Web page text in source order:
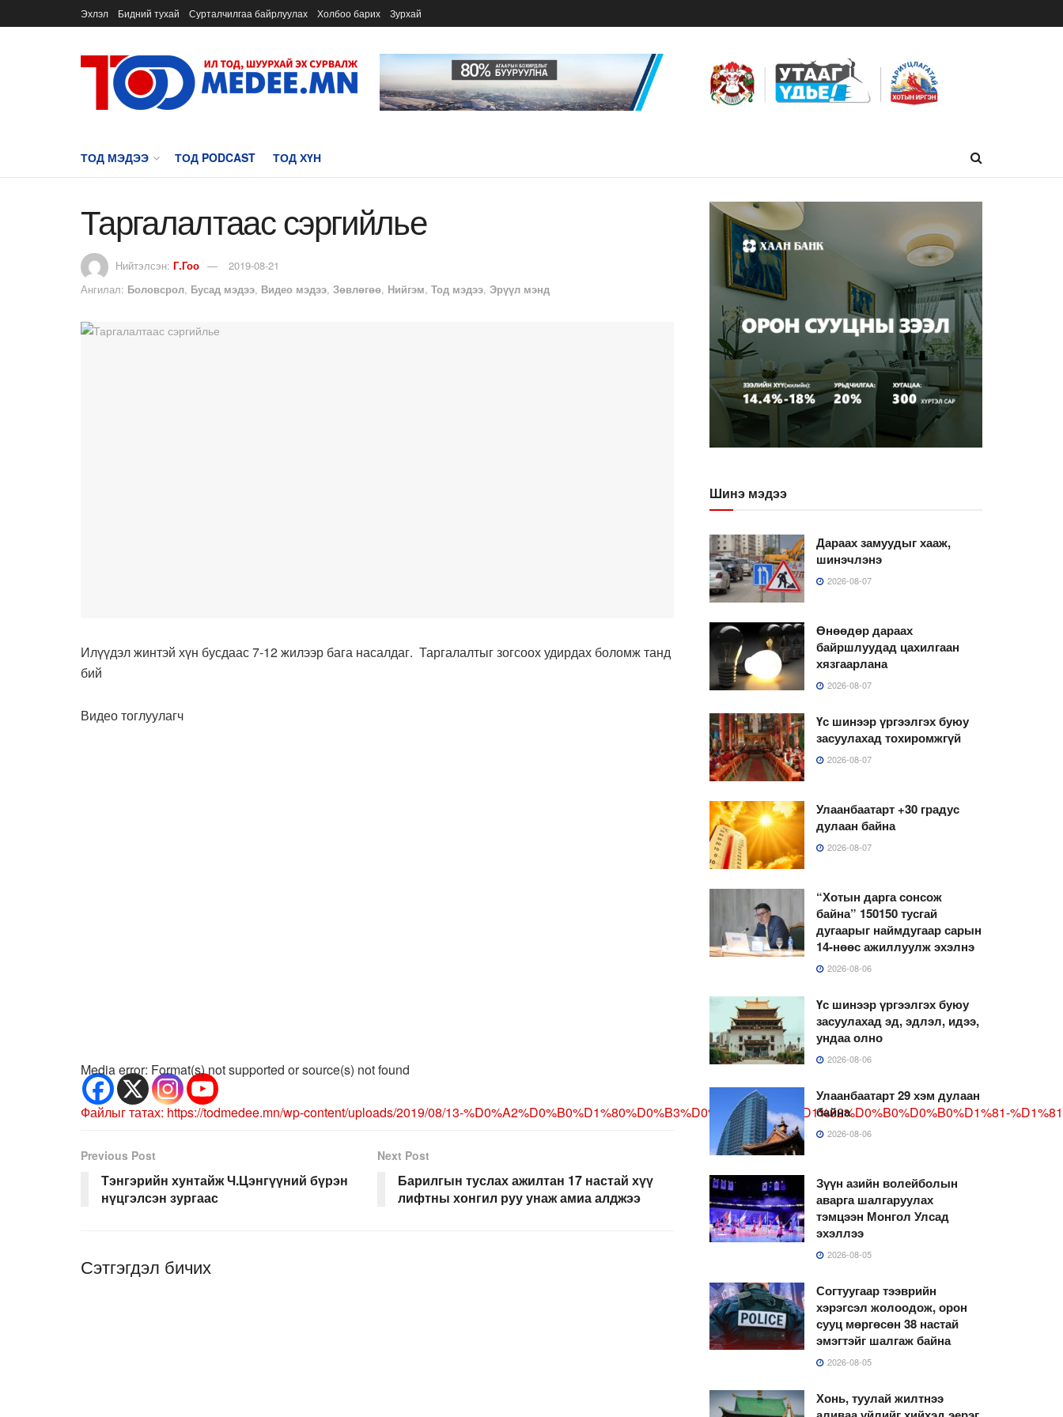
Эхлэл Бидний тухай Сурталчилгаа байрлуулах Холбоо барих Зурхай
ТОД МЭДЭЭ ТОД PODCAST ТОД ХҮН
Таргалалтаас сэргийлье
Нийтэлсэн: Г.Гоо
2019-08-21
Ангилал: Боловсрол, Бусад мэдээ, Видео мэдээ, Зөвлөгөө, Нийгэм, Тод мэдээ, Эрүүл мэнд
Илүүдэл жинтэй хүн бусдаас 7-12 жилээр бага насалдаг. Таргалалтыг зогсоох удирдах боломж танд
бий
Видео тоглуулагч
Media error: Format(s) not supported or source(s) not found
Файлыг татах: https://todmedee.mn/wp-content/uploads/2019/08/13-%D0%A2%D0%B0%D1%80%D0%B3%D0%B0%D0%BB%D1%82%D0%B0%D0%B0%D1%81-
00:00
Previous Post
Тэнгэрийн хунтайж Ч.Цэнгүүний бүрэн
нүцгэлсэн зургаас
Next Post
Барилгын туслах ажилтан 17 настай хүү
лифтны хонгил руу унаж амиа алджээ
Сэтгэгдэл бичих
Шинэ мэдээ
Дараах замуудыг хааж,
шинэчлэнэ
2026-08-07
Өнөөдөр дараах
байршлуудад цахилгаан
хязгаарлана
2026-08-07
Үс шинээр үргээлгэх буюу
засуулахад тохиромжгүй
2026-08-07
Улаанбаатарт +30 градус
дулаан байна
2026-08-07
“Хотын дарга сонсож
байна” 150150 тусгай
дугаарыг наймдугаар сарын
14-нөөс ажиллуулж эхэлнэ
2026-08-06
Үс шинээр үргээлгэх буюу
засуулахад эд, эдлэл, идээ,
ундаа олно
2026-08-06
Улаанбаатарт 29 хэм дулаан
байна
2026-08-06
Зүүн азийн волейболын
аварга шалгаруулах
тэмцээн Монгол Улсад
эхэллээ
2026-08-05
Согтуугаар тээврийн
хэрэгсэл жолоодож, орон
сууц мөргөсөн 38 настай
эмэгтэйг шалгаж байна
2026-08-05
Хонь, туулай жилтнээ